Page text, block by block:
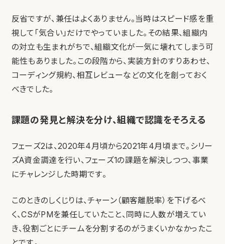
反省ですが、兼任はよくありません。当時はスピード感を重
視して「気合い」だけでやっていました。その結果、組織内
の対立も生まれがちで、組織文化が一気に壊れてしまう可
能性もありました。この段階から、実装方針のすりあわせ、
コーディング規約、相互レビューなどの文化を創っておく
べきでした。
課題の発見と解決を分け、組織で認識をそろえる
フェーズ2は、2020年4月頃から2021年4月頃まで。シリー
ズA資金調達を行い、フェーズ1の課題を解決しつつ、事業
にチャレンジした時期です。
このときのしくじりは、チャーン（顧客離脱率）を下げるべ
く、CSがPMを兼任していたこと、同時に人数が増えてい
き、役割ごとにチームを分割するのがうまくいかなかったこ